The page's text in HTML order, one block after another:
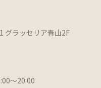
グラッセリア青山2F
～20:00